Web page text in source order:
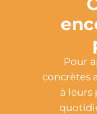
Pour
concrètes
à leurs